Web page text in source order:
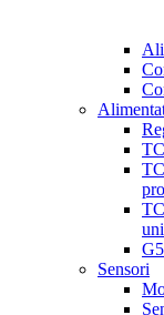
Sensori